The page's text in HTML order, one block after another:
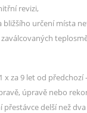
revizi,
bližšího určení místa
x za 9 let od předchozí
úpravě nebo
přestávce delší než